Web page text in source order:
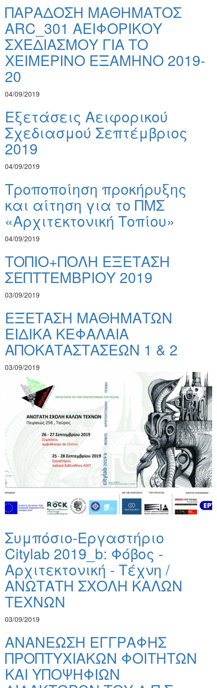
ΠΑΡΑΔΟΣΗ ΜΑΘΗΜΑΤΟΣ
ARC_301 ΑΕΙΦΟΡΙΚΟΥ
ΣΧΕΔΙΑΣΜΟΥ ΓΙΑ ΤΟ
ΧΕΙΜΕΡΙΝΟ ΕΞΑΜΗΝΟ 2019-
20
04/09/2019
Εξετάσεις Αειφορικού
Σχεδιασμού Σεπτέμβριος
2019
04/09/2019
Τροποποίηση προκήρυξης
και αίτηση για το ΠΜΣ
«Αρχιτεκτονική Τοπίου»
04/09/2019
ΤΟΠΙΟ+ΠΟΛΗ ΕΞΕΤΑΣΗ
ΣΕΠΤΤΕΜΒΡΙΟΥ 2019
03/09/2019
ΕΞΕΤΑΣΗ ΜΑΘΗΜΑΤΩΝ
ΕΙΔΙΚΑ ΚΕΦΑΛΑΙΑ
ΑΠΟΚΑΤΑΣΤΑΣΕΩΝ 1 & 2
03/09/2019
Συμπόσιο-Εργαστήριο
Citylab 2019_b: Φόβος -
Αρχιτεκτονική - Τέχνη /
ΑΝΩΤΑΤΗ ΣΧΟΛΗ ΚΑΛΩΝ
ΤΕΧΝΩΝ
03/09/2019
ΑΝΑΝΕΩΣΗ ΕΓΓΡΑΦΗΣ
ΠΡΟΠΤΥΧΙΑΚΩΝ ΦΟΙΤΗΤΩΝ
ΚΑΙ ΥΠΟΨΗΦΙΩΝ